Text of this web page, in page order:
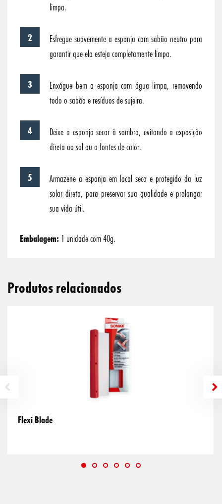
limpa.
Esfregue suavemente a esponja com sabão neutro para
garantir que ela esteja completamente limpa.
Enxágue bem a esponja com água limpa, removendo
todo o sabão e resíduos de sujeira.
Deixe a esponja secar à sombra, evitando a exposição
direta ao sol ou a fontes de calor.
Armazene a esponja em local seco e protegido da luz
solar direta, para preservar sua qualidade e prolongar
sua vida útil.
Embalagem: 1 unidade com 40g.
Produtos relacionados
Flexi Blade